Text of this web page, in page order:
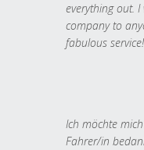
everything out.
company to
fabulous service!
Ich möchte
Fahrer/in